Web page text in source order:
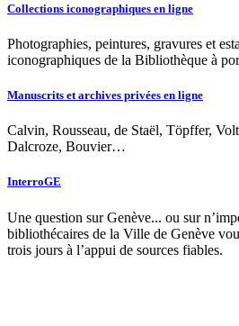
Collections iconographiques en ligne
Photographies, peintures, gravures et
iconographiques de la Bibliothèque à
Manuscrits et archives privées en ligne
Calvin, Rousseau, de Staël, Töpffer,
Dalcroze, Bouvier…
InterroGE
Une question sur Genève... ou sur
bibliothécaires de la Ville de Genève
trois jours à l’appui de sources fiables.